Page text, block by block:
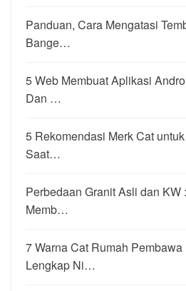
Panduan, Cara Mengatasi
Bange…
5 Web Membuat Aplikasi
Dan …
5 Rekomendasi Merk Cat
Saat…
Perbedaan Granit Asli dan
Memb…
7 Warna Cat Rumah
Lengkap Ni…